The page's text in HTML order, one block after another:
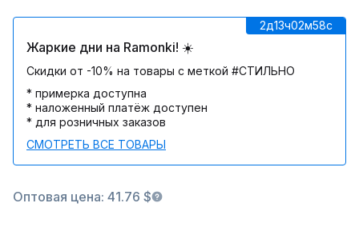
2д13ч02м58c
Жаркие дни на Ramonki! ☀️
Скидки от -10% на товары с меткой #СТИЛЬНО
* примерка доступна
* наложенный платёж доступен
* для розничных заказов
СМОТРЕТЬ ВСЕ ТОВАРЫ
Оптовая цена: 41.76 $